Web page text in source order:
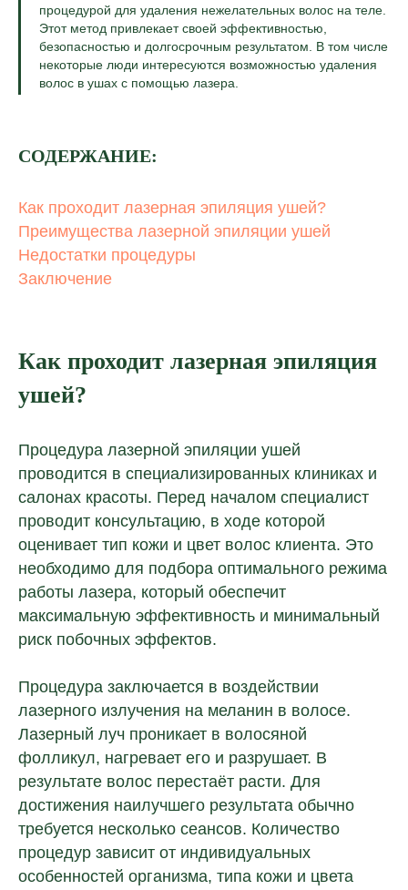
процедурой для удаления нежелательных волос на теле.
Этот метод привлекает своей эффективностью,
безопасностью и долгосрочным результатом. В том числе
некоторые люди интересуются возможностью удаления
волос в ушах с помощью лазера.
СОДЕРЖАНИЕ:
Как проходит лазерная эпиляция ушей?
Преимущества лазерной эпиляции ушей
Недостатки процедуры
Заключение
Как проходит лазерная эпиляция
ушей?
Процедура лазерной эпиляции ушей
проводится в специализированных клиниках и
салонах красоты. Перед началом специалист
проводит консультацию, в ходе которой
оценивает тип кожи и цвет волос клиента. Это
необходимо для подбора оптимального режима
работы лазера, который обеспечит
максимальную эффективность и минимальный
риск побочных эффектов.
Процедура заключается в воздействии
лазерного излучения на меланин в волосе.
Лазерный луч проникает в волосяной
фолликул, нагревает его и разрушает. В
результате волос перестаёт расти. Для
достижения наилучшего результата обычно
требуется несколько сеансов. Количество
процедур зависит от индивидуальных
особенностей организма, типа кожи и цвета